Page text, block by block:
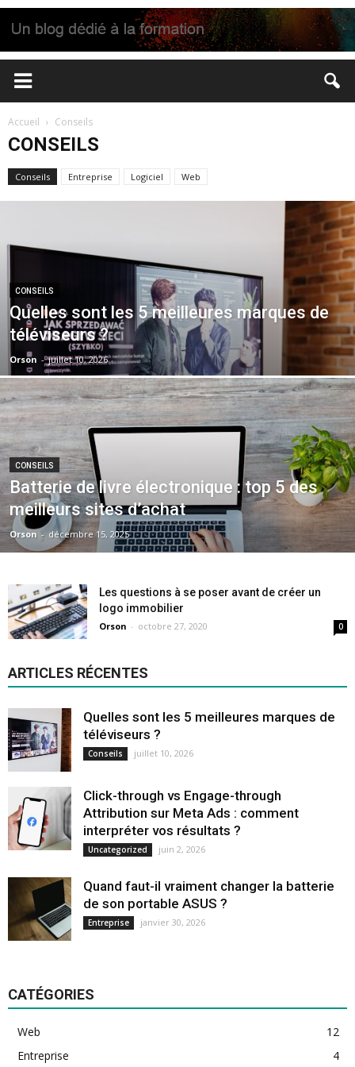
Accueil Conseils
CONSEILS
Conseils Entreprise Logiciel Web
CONSEILS
Quelles sont les 5 meilleures marques de
téléviseurs ?
Orson - juillet 10, 2026
CONSEILS
Batterie de livre électronique : top 5 des
meilleurs sites d’achat
Orson - décembre 15, 2025
Les questions à se poser avant de créer un
logo immobilier
Orson - octobre 27, 2020 0
ARTICLES RÉCENTES
Quelles sont les 5 meilleures marques de
téléviseurs ?
Conseils juillet 10, 2026
Click-through vs Engage-through
Attribution sur Meta Ads : comment
interpréter vos résultats ?
Uncategorized juin 2, 2026
Quand faut-il vraiment changer la batterie
de son portable ASUS ?
Entreprise janvier 30, 2026
CATÉGORIES
Web
12
Entreprise
4